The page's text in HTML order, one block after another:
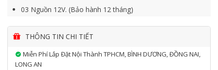
03 Nguồn 12V. (Bảo hành 12 tháng)
lắp đặt toàn quốc
THÔNG TIN CHI TIẾT
Miễn Phí Lắp Đặt Nội Thành TPHCM, BÌNH DƯƠNG, ĐỒNG NAI,
LONG AN